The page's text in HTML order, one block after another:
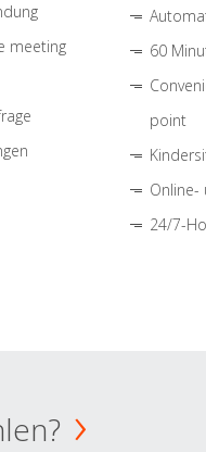
meeting
60
point
Online-
24/7-